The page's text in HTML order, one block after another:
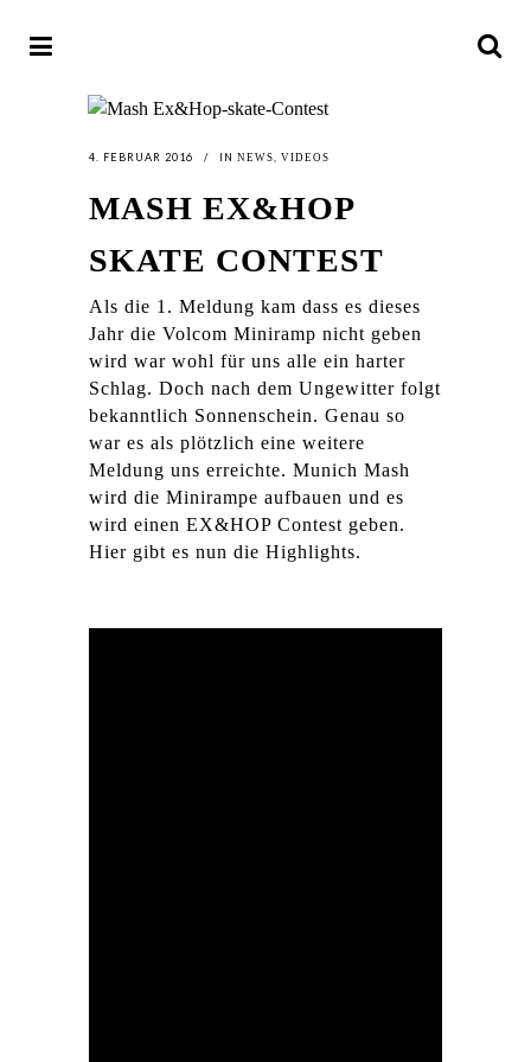
4. FEBRUAR 2016 IN NEWS VIDEOS
MASH EX&HOP
SKATE CONTEST
Als die 1. Meldung kam dass es dieses
Jahr die Volcom Miniramp nicht geben
wird war wohl für uns alle ein harter
Schlag. Doch nach dem Ungewitter folgt
bekanntlich Sonnenschein. Genau so
war es als plötzlich eine weitere
Meldung uns erreichte. Munich Mash
wird die Minirampe aufbauen und es
wird einen EX&HOP Contest geben.
Hier gibt es nun die Highlights.